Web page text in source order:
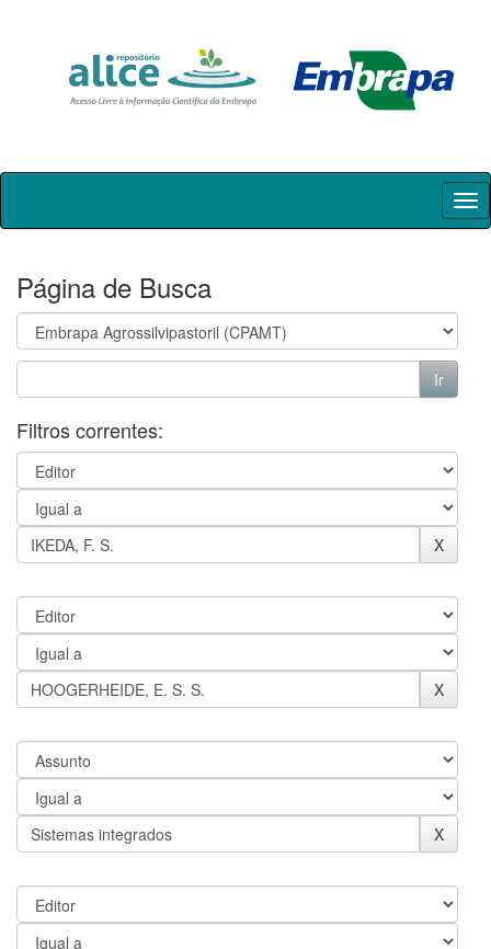
Skip
Página de Busca
Filtros correntes: